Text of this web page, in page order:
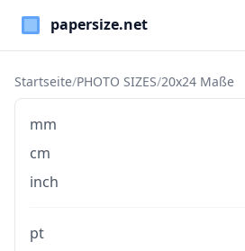
Paper Sizes
Startseite/PHOTO SIZES/20x24 Maße
mm
cm
inch
pt